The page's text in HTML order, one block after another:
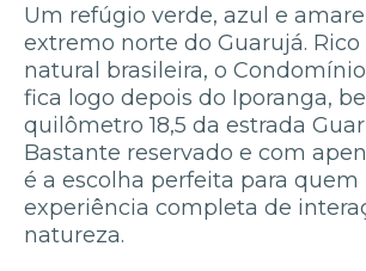
Um refúgio verde, azul e
extremo norte do Guarujá.
natural brasileira, o
fica logo depois do Iporanga,
quilômetro 18,5 da estrada
Bastante reservado e com
é a escolha perfeita para quem
experiência completa de
natureza.